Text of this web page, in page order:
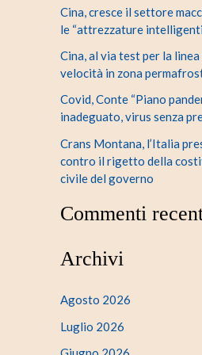
Cina, cresce il settore
le “attrezzature
Cina, al via test per la
velocità in zona
Covid, Conte “Piano
inadeguato, virus senza
Crans Montana, l’Italia
contro il rigetto della
civile del governo
Commenti
Archivi
Agosto 2026
Luglio 2026